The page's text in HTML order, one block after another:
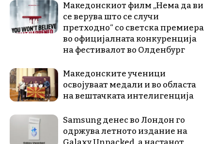
Македонскиот филм „Нема да ви
се верува што се случи
претходно“ со светска премиера
во официјалната конкуренција
на фестивалот во Олденбург
Македонските ученици
освојуваат медали и во областа
на вештачката интелигенција
Samsung денес во Лондон го
одржува летното издание на